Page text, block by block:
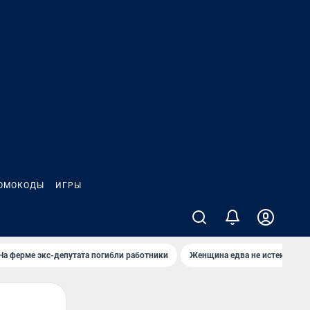
ИГРЫ
ферме экс-депутата погибли работники Женщина едва не истекла